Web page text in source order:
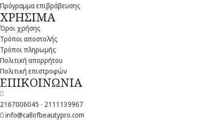
Πρόγραμμα επιβράβευσης
ΧΡΗΣΙΜΑ
Όροι χρήσης
Τρόποι αποστολής
Τρόποι πληρωμής
Πολιτική απορρήτου
Πολιτική επιστροφών
ΕΠΙΚΟΙΝΩΝΙΑ
2167006045 - 2111139967
info@callofbeautypro.com